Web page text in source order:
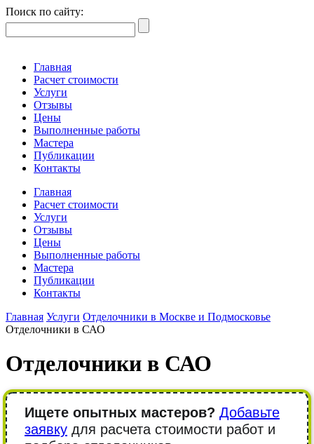
Поиск по сайту:
Главная
Расчет стоимости
Услуги
Отзывы
Цены
Выполненные работы
Мастера
Публикации
Контакты
Главная
Расчет стоимости
Услуги
Отзывы
Цены
Выполненные работы
Мастера
Публикации
Контакты
Главная Услуги Отделочники в Москве и Подмосковье
Отделочники в САО
Отделочники в САО
Ищете опытных мастеров? Добавьте
заявку для расчета стоимости работ и